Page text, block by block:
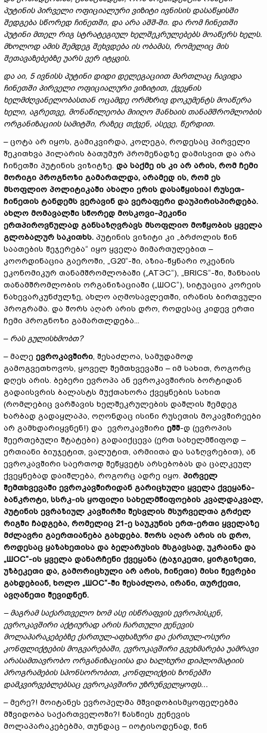
პუტინის პირველი ოფიციალური ვიზიტი ივნისის დასაწყისში
შედგება სწორედ ჩინეთში, და არა აშშ-ში. და რომ ჩინეთში
პუტინი მთელ რიგ სტრატეგიულ ხელშეკრულებებს მოაწერს ხელს.
მხოლოდ ამის შემდეგ შეხვდება ის ობამას, რომელიც მის
შეთავაზებებზე უარს ვერ იტყვის.
და აი, 5 ივნისს პუტინი დიდი დელეგაციით მართლაც ჩავიდა
ჩინეთში პირველი ოფიციალური ვიზიტით, ქვეყნის
ხელმძღვანელობასთან ოცამდე ორმხრივ დოკუმენტს მოაწერა
ხელი, აგრეთვე, მონაწილეობა მიიღო შანხაის თანამშრომლობის
ორგანიზაციის სამიტში, რაზეც თქვენ, ასევე, წერდით.
– ცოტა არ იყოს, გამიკვირდა, კოლეგა, როდესაც პირველი
შეკითხვა ჰილარის ბათუმურ პრომენადზე დამისვით და არა
ჩინეთში პუტინის ვიზიტზე. და საქმე ის კი არ არის, რომ ჩემი
მორიგი პროგნოზი გამართლდა, არამედ ის, რომ ეს
მსოფლიო პოლიტიკაში ახალი ერის დასაწყისია! რუსეთ-
ჩინეთის ტანდემს ვერავინ და ვერაფერი დაუპირისპირდება.
ახლო მომავალში სწორედ მოსკოვი-პეკინი
ერთპიროვნულად განსაზღვრავს მსოფლიო მოწყობის ყველა
გლობალურ საკითხს. პუტინის ვიზიტი კი „ბრძოლის წინ
საათების შეჯერება“ იყო ყველა მიმართულებით –
კოორდინაცია გაეროში, „G20“-ში, აზია-წყნარი ოკეანის
ეკონომიკურ თანამშრომლობაში („АТЭС“), „BRICS“-ში, შანხაის
თანამშრომლობის ორგანიზაციაში („ШОС“), სიტუაცია კორეის
ნახევარკუნძულზე, ახლო აღმოსავლეთში, ირანის ბირთვული
პროგრამა. და შორს აღარ არის დრო, როდესაც კიდევ ერთი
ჩემი პროგნოზი გამართლდება...
– რას გულისხმობთ?
– მალე ევროკავშირი, შესაძლოა, სამუდამოდ
გამოგვეთხოვოს, ყოველ შემთხვევაში – იმ სახით, როგორც
დღეს არის. ბებერი ევროპა ან ევროკავშირის ბორტიდან
გადაისვრის ბალასტს მუქთახორა ქვეყნების სახით
(რომლებიც ვარშავის ხელშეკრულების დაშლის შემდეგ
ხარბად გადაყლაპა, ოღონდაც ისინი რუსეთის მოკავშირეები
არ გამხდარიყვნენ!) და ევროკავშირი ეშშ-დ (ევროპის
შეერთებული შტატები) გადაიქცევა (ერთ სახელმწიფოდ –
ერთიანი ბიუჯეტით, ვალუტით, არმიითა და საზღვრებით), ან
ევროკავშირი საერთოდ შეწყვეტს არსებობას და ცალკეულ
ქვეყნებად დაიშლება, როგორც ადრე იყო. პირველ
შემთხვევაში ევროკავშირიდან გარიცხული ყველა ქვეყანა-
ბანკროტი, სსრკ-ის ყოფილი სახელმწიფოების კვალდაკვალ,
პუტინის ევრაზიულ კავშირში შესვლის მსურველთა გრძელ
რიგში ჩადგება, რომელიც 21-ე საუკუნის ერთ-ერთი ყველაზე
მძლავრი გაერთიანება გახდება. შორს აღარ არის ის დრო,
როდესაც ყაზახეთისა და ბელარუსის მსგავსად, უკრაინა და
„ШОС“-ის ყველა დანარჩენი ქვეყანა (ტაჯიკეთი, ყირგიზეთი,
უზბეკეთი და, გამორიცხული არ არის, ჩინეთი) მისი წევრები
გახდებიან, ხოლო „ШОС“-ში შესაძლოა, ირანი, თურქეთი,
ავღანეთი შევიდნენ.
– მაგრამ საქართველო ხომ ასე ისწრაფვის ევროპისკენ,
ევროკავშირი აქტიურად არის ჩართული ჟენევის
მოლაპარაკებებზე ქართულ-აფხაზური და ქართულ-ოსური
კონფლიქტების მოგვარებაში, ევროკავშირი გვეხმარება უამრავი
არასამთავრობო ორგანიზაციისა და ხალხური დიპლომატიის
პროგრამების სპონსორობით, კონფლიქტის ზონებში
დამკვირვებლებსაც ევროკავშირი უზრუნველყოფს...
– მერე?! მოიტანეს ევროპელმა მშვიდობისმყოფელებმა
მშვიდობა საქართველოში?! წასწიეს ჟენევის
მოლაპარაკებებმა, თუნდაც – იოტისოდენად, წინ